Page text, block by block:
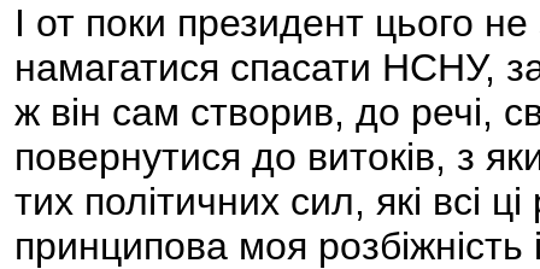
І от поки президент цього
намагатися спасати НСНУ,
ж він сам створив, до речі,
повернутися до витоків, з
тих політичних сил, які всі
принципова моя